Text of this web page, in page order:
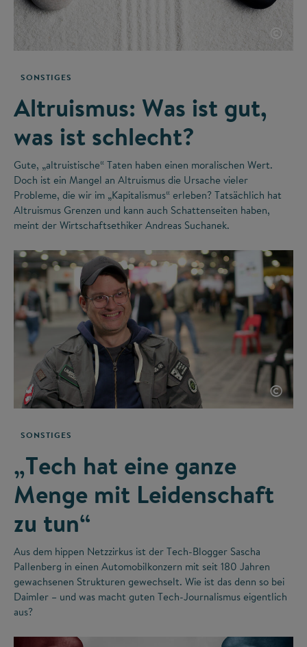
©
SONSTIGES
Altruismus: Was ist gut,
was ist schlecht?
Gute, „altruistische“ Taten haben einen moralischen Wert.
Doch ist ein Mangel an Altruismus die Ursache vieler
Probleme, die wir im „Kapitalismus“ erleben? Tatsächlich hat
Altruismus Grenzen und kann auch Schattenseiten haben,
meint der Wirtschaftsethiker Andreas Suchanek.
©
SONSTIGES
„Tech hat eine ganze
Menge mit Leidenschaft
zu tun“
Aus dem hippen Netzzirkus ist der Tech-Blogger Sascha
Pallenberg in einen Automobilkonzern mit seit 180 Jahren
gewachsenen Strukturen gewechselt. Wie ist das denn so bei
Daimler – und was macht guten Tech-Journalismus eigentlich
aus?